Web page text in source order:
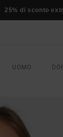
25% di sconto
UOMO